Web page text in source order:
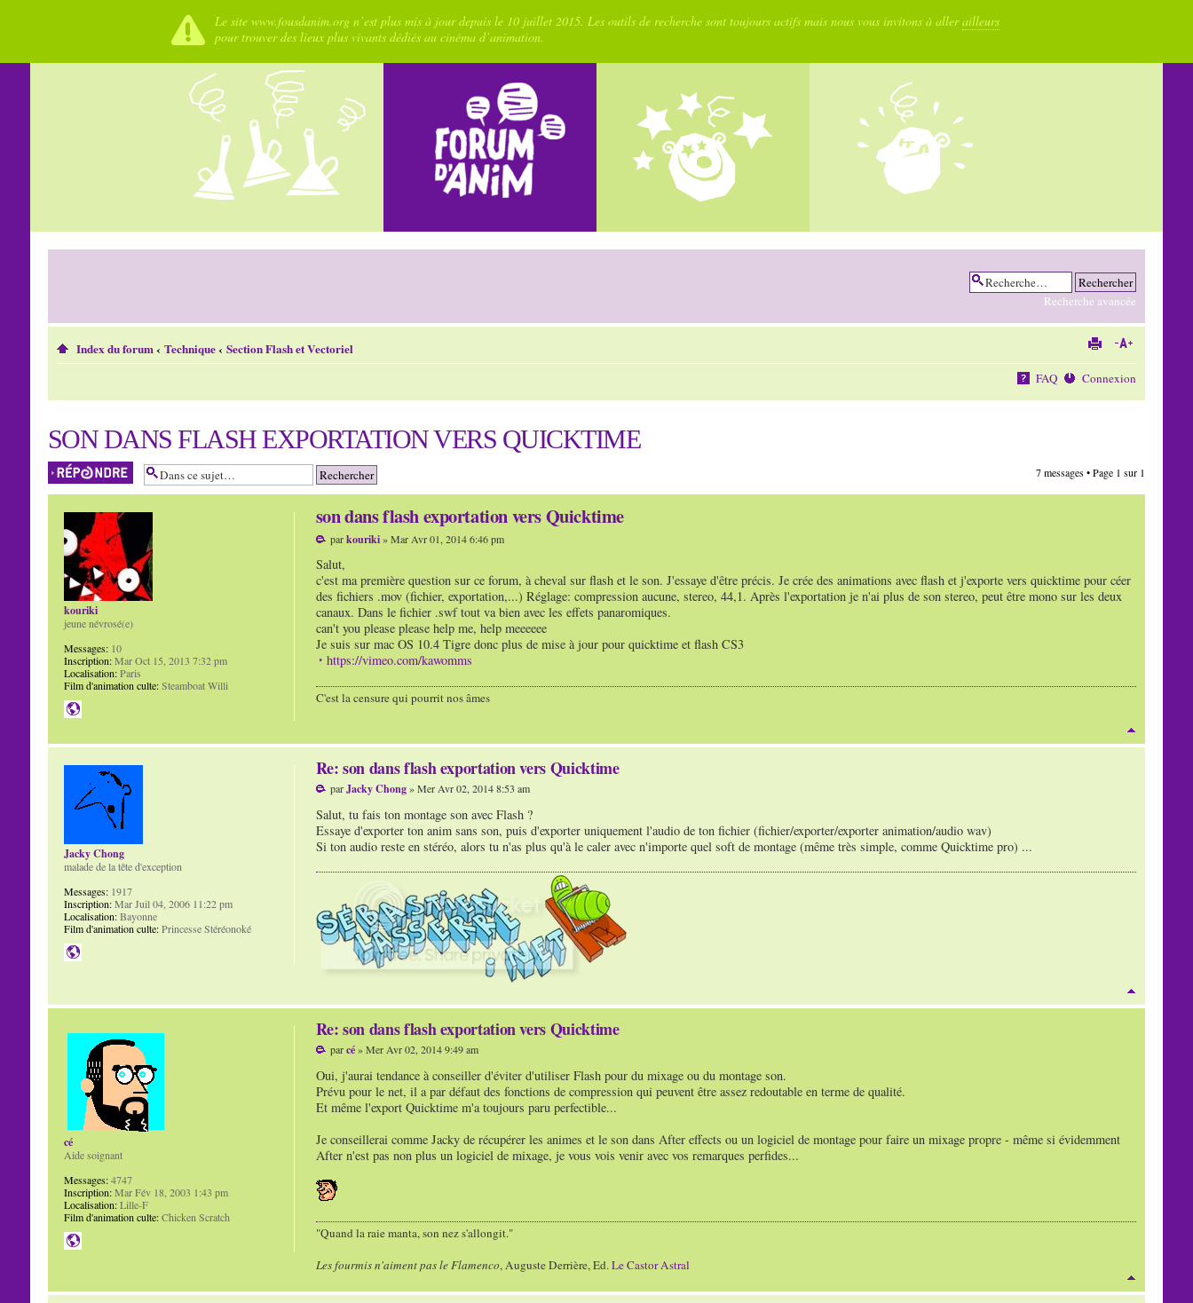
Le site www.fousdanim.org n’est plus mis à jour depuis le 10 juillet 2015. Les outils de recherche sont toujours actifs mais nous vous invitons à allerailleurs
pour trouver des lieux plus vivants dédiés au cinéma d’animation.
Recherche avancée
Index du forum‹ Technique‹ Section Flash et Vectoriel
FAQ Connexion
SON DANS FLASH EXPORTATION VERS QUICKTIME
Répondre 7 messages • Page 1 sur 1
son dans flash exportation vers Quicktime
parkouriki» Mar Avr 01, 2014 6:46 pm
Salut,
c'est ma première question sur ce forum, à cheval sur flash et le son. J'essaye d'être précis. Je crée des animations avec flash et j'exporte vers quicktime pour céer
des fichiers .mov (fichier, exportation,...) Réglage: compression aucune, stereo, 44,1. Après l'exportation je n'ai plus de son stereo, peut être mono sur les deux
canaux. Dans le fichier .swf tout va bien avec les effets panaromiques.
can't you please please help me, help meeeeee
Je suis sur mac OS 10.4 Tigre donc plus de mise à jour pour quicktime et flash CS3
https://vimeo.com/kawomms
C'est la censure qui pourrit nos âmes
kouriki
jeune névrosé(e)
Messages:10
Inscription:Mar Oct 15, 2013 7:32 pm
Localisation:Paris
Film d'animation culte:Steamboat Willi
Re: son dans flash exportation vers Quicktime
parJacky Chong» Mer Avr 02, 2014 8:53 am
Salut, tu fais ton montage son avec Flash ?
Essaye d'exporter ton anim sans son, puis d'exporter uniquement l'audio de ton fichier (fichier/exporter/exporter animation/audio wav)
Si ton audio reste en stéréo, alors tu n'as plus qu'à le caler avec n'importe quel soft de montage (même très simple, comme Quicktime pro) ...
Jacky Chong
malade de la tête d'exception
Messages:1917
Inscription:Mar Juil 04, 2006 11:22 pm
Localisation:Bayonne
Film d'animation culte:Princesse Stéréonoké
Re: son dans flash exportation vers Quicktime
parcé» Mer Avr 02, 2014 9:49 am
Oui, j'aurai tendance à conseiller d'éviter d'utiliser Flash pour du mixage ou du montage son.
Prévu pour le net, il a par défaut des fonctions de compression qui peuvent être assez redoutable en terme de qualité.
Et même l'export Quicktime m'a toujours paru perfectible...
Je conseillerai comme Jacky de récupérer les animes et le son dans After effects ou un logiciel de montage pour faire un mixage propre - même si évidemment
After n'est pas non plus un logiciel de mixage, je vous vois venir avec vos remarques perfides...
"Quand la raie manta, son nez s'allongit."
Les fourmis n'aiment pas le Flamenco, Auguste Derrière, Ed.Le Castor Astral
cé
Aide soignant
Messages:4747
Inscription:Mar Fév 18, 2003 1:43 pm
Localisation:Lille-F
Film d'animation culte:Chicken Scratch